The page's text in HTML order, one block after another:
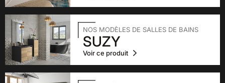
NOS MODÈLES DE SALLES DE BAINS
SUZY
Voir ce produit